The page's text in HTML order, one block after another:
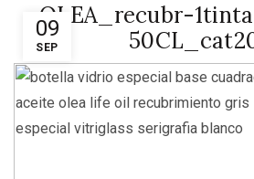
09
SEP
OLEA_recubr-